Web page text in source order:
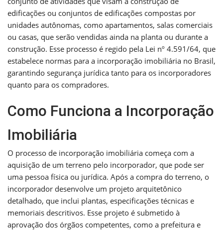
edificações ou conjuntos de edificações compostas por
unidades autônomas, como apartamentos, salas comerciais
ou casas, que serão vendidas ainda na planta ou durante a
construção. Esse processo é regido pela Lei nº 4.591/64, que
estabelece normas para a incorporação imobiliária no Brasil,
garantindo segurança jurídica tanto para os incorporadores
quanto para os compradores.
Como Funciona a Incorporação
Imobiliária
O processo de incorporação imobiliária começa com a
aquisição de um terreno pelo incorporador, que pode ser
uma pessoa física ou jurídica. Após a compra do terreno, o
incorporador desenvolve um projeto arquitetônico
detalhado, que inclui plantas, especificações técnicas e
memoriais descritivos. Esse projeto é submetido à
aprovação dos órgãos competentes, como a prefeitura e